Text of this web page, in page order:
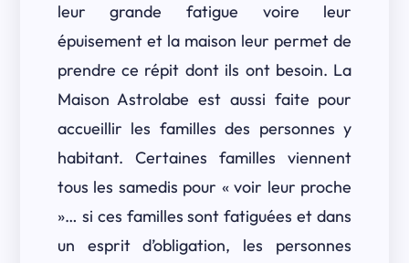
leur grande fatigue voire leur
épuisement et la maison leur permet de
prendre ce répit dont ils ont besoin. La
Maison Astrolabe est aussi faite pour
accueillir les familles des personnes y
habitant. Certaines familles viennent
tous les samedis pour « voir leur proche
»… si ces familles sont fatiguées et dans
un esprit d’obligation, les personnes